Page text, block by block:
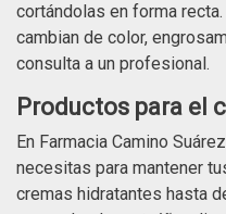
cortándolas en forma
cambian de color,
consulta a un profesional.
Productos para el
En Farmacia Camino
necesitas para mantener
cremas hidratantes hasta